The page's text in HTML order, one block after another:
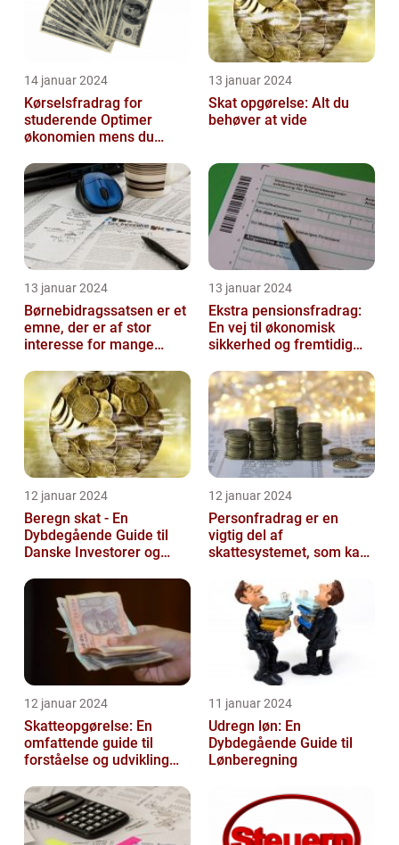
14 januar 2024
Kørselsfradrag for
studerende Optimer
økonomien mens du
13 januar 2024
Skat opgørelse: Alt du
behøver at vide
13 januar 2024
Børnebidragssatsen er et
emne, der er af stor
interesse for mange
13 januar 2024
Ekstra pensionsfradrag:
En vej til økonomisk
sikkerhed og fremtidig
12 januar 2024
Beregn skat - En
Dybdegående Guide til
Danske Investorer og
12 januar 2024
Personfradrag er en
vigtig del af
skattesystemet, som kan
den enkelte person...
12 januar 2024
Skatteopgørelse: En
omfattende guide til
forståelse og udvikling
11 januar 2024
Udregn løn: En
Dybdegående Guide til
Lønberegning